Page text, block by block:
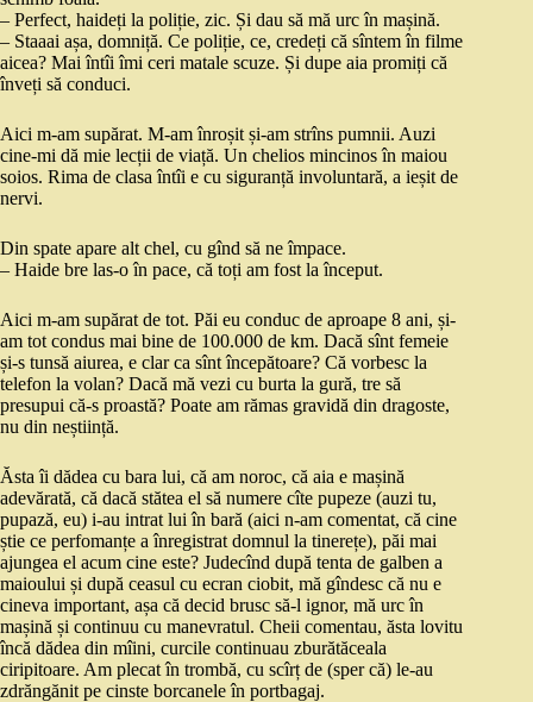
– Perfect, haideți la poliție, zic. Și dau să mă urc în mașină.
– Staaai așa, domniță. Ce poliție, ce, credeți că sîntem în filme
aicea? Mai întîi îmi ceri matale scuze. Și dupe aia promiți că
înveți să conduci.
Aici m-am supărat. M-am înroșit și-am strîns pumnii. Auzi
cine-mi dă mie lecții de viață. Un chelios mincinos în maiou
soios. Rima de clasa întîi e cu siguranță involuntară, a ieșit de
nervi.
Din spate apare alt chel, cu gînd să ne împace.
– Haide bre las-o în pace, că toți am fost la început.
Aici m-am supărat de tot. Păi eu conduc de aproape 8 ani, și-
am tot condus mai bine de 100.000 de km. Dacă sînt femeie
și-s tunsă aiurea, e clar ca sînt începătoare? Că vorbesc la
telefon la volan? Dacă mă vezi cu burta la gură, tre să
presupui că-s proastă? Poate am rămas gravidă din dragoste,
nu din neștiință.
Ăsta îi dădea cu bara lui, că am noroc, că aia e mașină
adevărată, că dacă stătea el să numere cîte pupeze (auzi tu,
pupază, eu) i-au intrat lui în bară (aici n-am comentat, că cine
știe ce perfomanțe a înregistrat domnul la tinerețe), păi mai
ajungea el acum cine este? Judecînd după tenta de galben a
maioului și după ceasul cu ecran ciobit, mă gîndesc că nu e
cineva important, așa că decid brusc să-l ignor, mă urc în
mașină și continuu cu manevratul. Cheii comentau, ăsta lovitu
încă dădea din mîini, curcile continuau zburătăceala
ciripitoare. Am plecat în trombă, cu scîrț de (sper că) le-au
zdrăngănit pe cinste borcanele în portbagaj.